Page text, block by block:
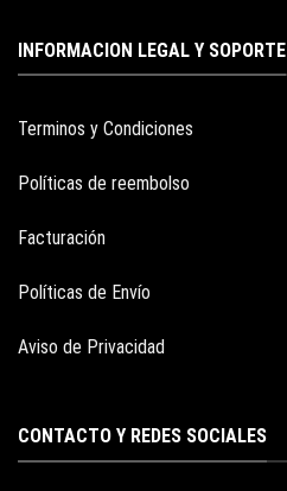
INFORMACION LEGAL Y SOPORTE
Terminos y Condiciones
Políticas de reembolso
Facturación
Políticas de Envío
Aviso de Privacidad
CONTACTO Y REDES SOCIALES